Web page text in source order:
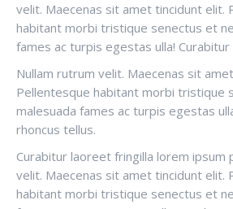
velit. Maecenas sit amet tincidunt elit.
habitant morbi tristique senectus et
fames ac turpis egestas ulla!
Nullam rutrum velit. Maecenas sit
Pellentesque habitant morbi tristique
malesuada fames ac turpis egestas
rhoncus tellus.
Curabitur laoreet fringilla lorem ipsum
velit. Maecenas sit amet tincidunt elit.
habitant morbi tristique senectus et